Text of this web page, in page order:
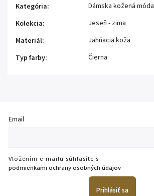
Kategória:
Dámska kožená móda
Kolekcia:
Jeseň - zima
Materiál:
Jahňacia koža
Typ farby: Čierna
Email
Vložením e-mailu súhlasíte s
podmienkami ochrany osobných údajov
Prihlásiť sa